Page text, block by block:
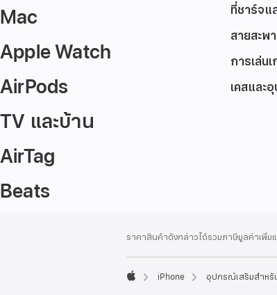
Mac
Apple Watch
AirPods
TV และบ้าน
AirTag
Beats
ที่ชาร์จแ
สายสะพ
การเล่นเ
เคสและ
ท้าย
กระดาษ
ราคาสินค้าดังกล่าวได้รวมภาษีมูลค่าเพิ่ม
iPhone อุปกรณ์เสริมสำหรั